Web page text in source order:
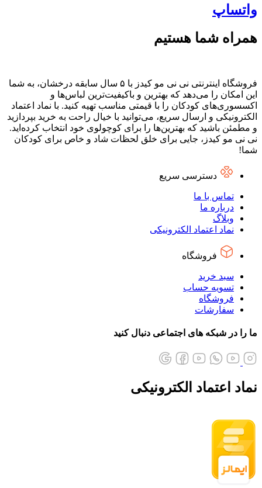
واتساپ
همراه شما هستیم
فروشگاه اینترنتی نی نی مو کیدز با ۵ سال سابقه درخشان، به شما
این امکان را می‌دهد که بهترین و باکیفیت‌ترین لباس‌ها و
اکسسوری‌های کودکان را با قیمتی مناسب تهیه کنید. با نماد اعتماد
الکترونیکی و ارسال سریع، می‌توانید با خیال راحت به خرید بپردازید
و مطمئن باشید که بهترین‌ها را برای کوچولوی خود انتخاب کرده‌اید.
نی نی مو کیدز، جایی برای خلق لحظات شاد و خاص برای کودکان
شما!
دسترسی سریع
تماس با ما
درباره ما
وبلاگ
نماد اعتماد الکترونیکی
فروشگاه
سبد خرید
تسویه حساب
فروشگاه
سفارشات
ما را در شبکه های اجتماعی دنبال کنید
نماد اعتماد الکترونیکی